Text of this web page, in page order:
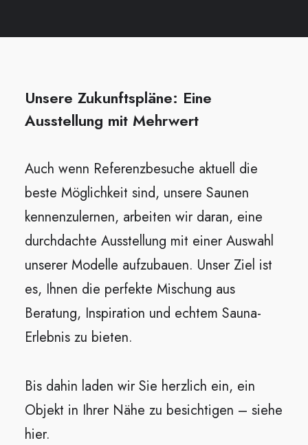
Unsere Zukunftspläne: Eine
Ausstellung mit Mehrwert
Auch wenn Referenzbesuche aktuell die
beste Möglichkeit sind, unsere Saunen
kennenzulernen, arbeiten wir daran, eine
durchdachte Ausstellung mit einer Auswahl
unserer Modelle aufzubauen. Unser Ziel ist
es, Ihnen die perfekte Mischung aus
Beratung, Inspiration und echtem Sauna-
Erlebnis zu bieten.
Bis dahin laden wir Sie herzlich ein, ein
Objekt in Ihrer Nähe zu besichtigen – siehe
hier.